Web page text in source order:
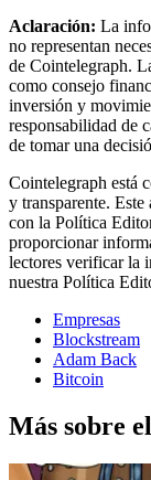
Aclaración: La
no representan
de Cointelegraph.
como consejo
inversión y
responsabilidad de
de tomar una
Cointelegraph está
y transparente.
con la Política
proporcionar
lectores verificar la
nuestra Política
Empresas
Blockstream
Adam Back
Bitcoin
Más sobre